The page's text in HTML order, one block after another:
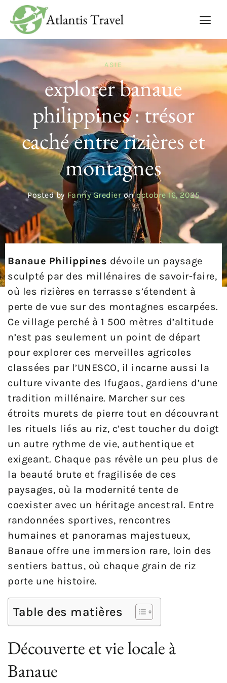
ASIE
explorer banaue
philippines : trésor
caché entre rizières et
montagnes
Posted by Fanny Gredier on octobre 16, 2025
Banaue Philippines dévoile un paysage
sculpté par des millénaires de savoir-faire,
où les rizières en terrasse s’étendent à
perte de vue sur des montagnes escarpées.
Ce village perché à 1 500 mètres d’altitude
n’est pas seulement un point de départ
pour explorer ces merveilles agricoles
classées par l’UNESCO, il incarne aussi la
culture vivante des Ifugaos, gardiens d’une
tradition millénaire. Marcher sur ces
étroits murets de pierre tout en découvrant
les rituels liés au riz, c’est toucher du doigt
un autre rythme de vie, authentique et
exigeant. Chaque pas révèle un peu plus de
la beauté brute et fragilisée de ces
paysages, où la modernité tente de
coexister avec un héritage ancestral. Entre
randonnées sportives, rencontres
humaines et panoramas majestueux,
Banaue offre une immersion rare, loin des
sentiers battus, où chaque grain de riz
porte une histoire.
Table des matières
Découverte et vie locale à
Banaue